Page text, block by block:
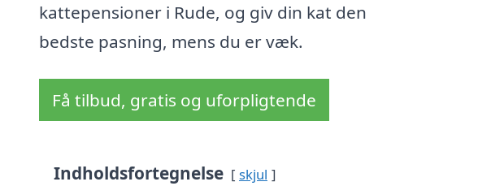
kattepensioner i Rude, og giv din kat den
bedste pasning, mens du er væk.
Få tilbud, gratis og uforpligtende
Indholdsfortegnelse skjul